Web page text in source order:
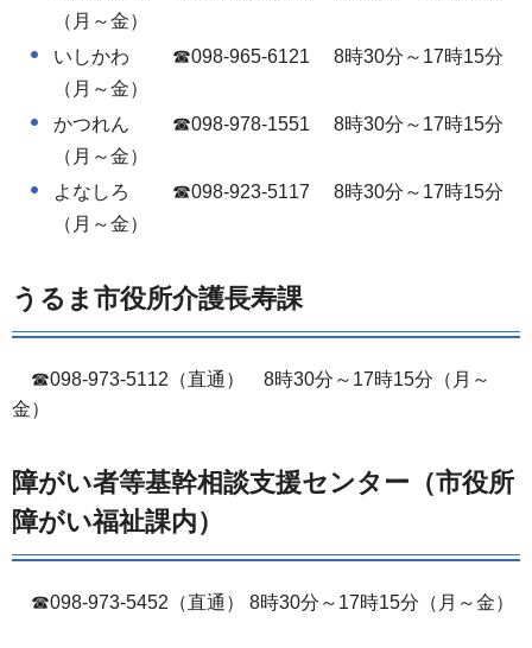
（月～金）
いしかわ ☎098-965-6121 8時30分～17時15分
（月～金）
かつれん ☎098-978-1551 8時30分～17時15分
（月～金）
よなしろ ☎098-923-5117 8時30分～17時15分
（月～金）
うるま市役所介護長寿課
☎098-973-5112（直通） 8時30分～17時15分（月～
金）
障がい者等基幹相談支援センター（市役所
障がい福祉課内）
☎098-973-5452（直通） 8時30分～17時15分（月～金）